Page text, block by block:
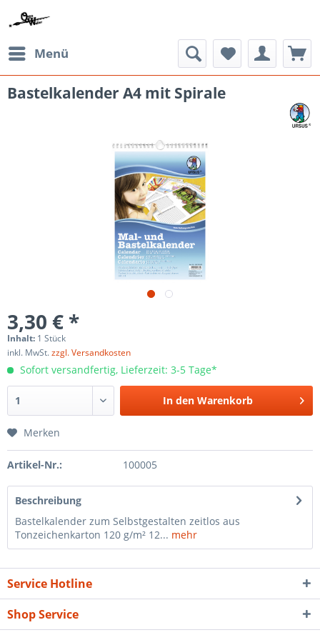
Menü
Bastelkalender A4 mit Spirale
3,30 € *
Inhalt: 1 Stück
inkl. MwSt.zzgl. Versandkosten
Sofort versandfertig, Lieferzeit: 3-5 Tage*
In den Warenkorb
Merken
Artikel-Nr.: 100005
Beschreibung
Bastelkalender zum Selbstgestalten zeitlos aus
Tonzeichenkarton 120 g/m² 12... mehr
Service Hotline
Shop Service